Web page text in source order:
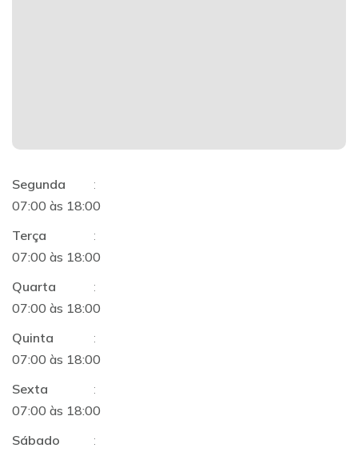
Segunda
:
07:00 às 18:00
Terça
:
07:00 às 18:00
Quarta
:
07:00 às 18:00
Quinta
:
07:00 às 18:00
Sexta
:
07:00 às 18:00
Sábado
: